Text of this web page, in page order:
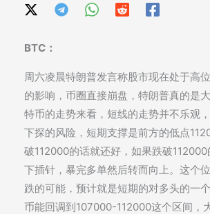
BTC：
周六凌晨特朗普发言称股市现在处于高
的影响，币圈直接崩盘，特朗普真的是
特币的走势来看，短线的走势并不乐观
下探的风险，短期支撑是前方的低点
破112000的话就还好，如果跌破
下插针，暴完多单然后转而向上。这个
跌的可能，预计就是短期的对多头的一
币能回调到107000-112000这个区间，